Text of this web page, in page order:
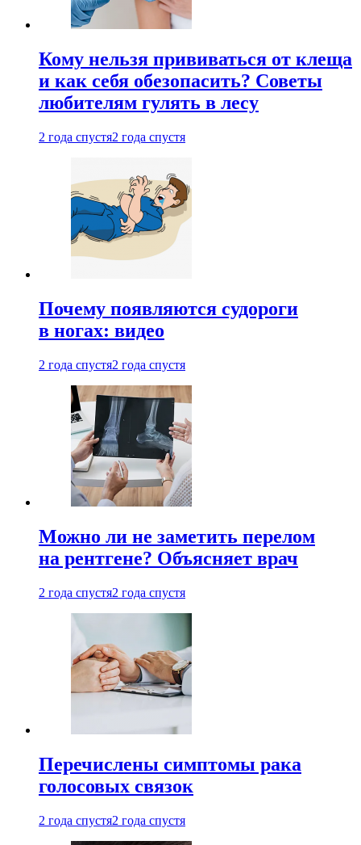
Кому нельзя прививаться от клеща
и как себя обезопасить? Советы
любителям гулять в лесу
2 года спустя2 года спустя
Почему появляются судороги
в ногах: видео
2 года спустя2 года спустя
Можно ли не заметить перелом
на рентгене? Объясняет врач
2 года спустя2 года спустя
Перечислены симптомы рака
голосовых связок
2 года спустя2 года спустя